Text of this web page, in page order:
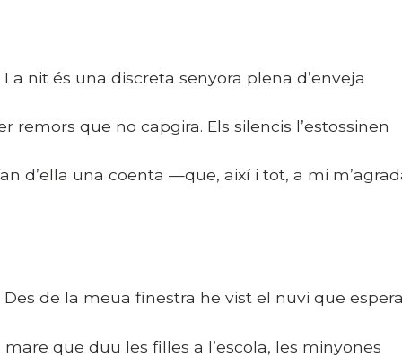
nit és una discreta senyora plena d’enveja
remors que no capgira. Els silencis l’estossinen
d’ella una coenta —que, així i tot, a mi
de la meua finestra he vist el nuvi que
mare que duu les filles a l’escola, les minyones